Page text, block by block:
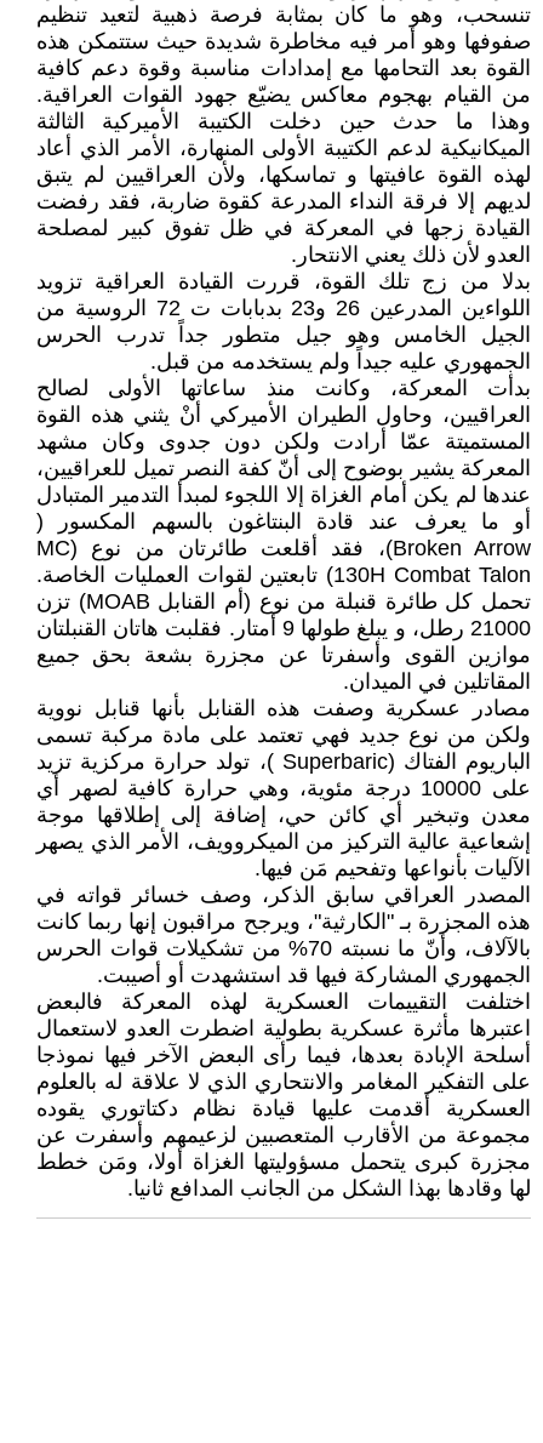
تنسحب، وهو ما كان بمثابة فرصة ذهبية لتعيد تنظيم
صفوفها وهو أمر فيه مخاطرة شديدة حيث ستتمكن هذه
القوة بعد التحامها مع إمدادات مناسبة وقوة دعم كافية
من القيام بهجوم معاكس يضيّع جهود القوات العراقية.
وهذا ما حدث حين دخلت الكتيبة الأميركية الثالثة
الميكانيكية لدعم الكتيبة الأولى المنهارة، الأمر الذي أعاد
لهذه القوة عافيتها و تماسكها، ولأن العراقيين لم يتبق
لديهم إلا فرقة النداء المدرعة كقوة ضاربة، فقد رفضت
القيادة زجها في المعركة في ظل تفوق كبير لمصلحة
العدو لأن ذلك يعني الانتحار.
بدلا من زج تلك القوة، قررت القيادة العراقية تزويد
اللواءين المدرعين 26 و23 بدبابات ت 72 الروسية من
الجيل الخامس وهو جيل متطور جداً تدرب الحرس
الجمهوري عليه جيداً ولم يستخدمه من قبل.
بدأت المعركة، وكانت منذ ساعاتها الأولى لصالح
العراقيين، وحاول الطيران الأميركي أنْ يثني هذه القوة
المستميتة عمّا أرادت ولكن دون جدوى وكان مشهد
المعركة يشير بوضوح إلى أنّ كفة النصر تميل للعراقيين،
عندها لم يكن أمام الغزاة إلا اللجوء لمبدأ التدمير المتبادل
أو ما يعرف عند قادة البنتاغون بالسهم المكسور (
Broken Arrow)، فقد أقلعت طائرتان من نوع (MC
130H Combat Talon) تابعتين لقوات العمليات الخاصة.
تحمل كل طائرة قنبلة من نوع (أم القنابل MOAB) تزن
21000 رطل، و يبلغ طولها 9 أمتار. فقلبت هاتان القنبلتان
موازين القوى وأسفرتا عن مجزرة بشعة بحق جميع
المقاتلين في الميدان.
مصادر عسكرية وصفت هذه القنابل بأنها قنابل نووية
ولكن من نوع جديد فهي تعتمد على مادة مركبة تسمى
الباريوم الفتاك (Superbaric )، تولد حرارة مركزية تزيد
على 10000 درجة مئوية، وهي حرارة كافية لصهر أي
معدن وتبخير أي كائن حي، إضافة إلى إطلاقها موجة
إشعاعية عالية التركيز من الميكروويف، الأمر الذي يصهر
الآليات بأنواعها وتفحيم مَن فيها.
المصدر العراقي سابق الذكر، وصف خسائر قواته في
هذه المجزرة بـ "الكارثية"، ويرجح مراقبون إنها ربما كانت
بالآلاف، وأنّ ما نسبته 70% من تشكيلات قوات الحرس
الجمهوري المشاركة فيها قد استشهدت أو أصيبت.
اختلفت التقييمات العسكرية لهذه المعركة فالبعض
اعتبرها مأثرة عسكرية بطولية اضطرت العدو لاستعمال
أسلحة الإبادة بعدها، فيما رأى البعض الآخر فيها نموذجا
على التفكير المغامر والانتحاري الذي لا علاقة له بالعلوم
العسكرية أقدمت عليها قيادة نظام دكتاتوري يقوده
مجموعة من الأقارب المتعصبين لزعيمهم وأسفرت عن
مجزرة كبرى يتحمل مسؤوليتها الغزاة أولا، ومَن خطط
لها وقادها بهذا الشكل من الجانب المدافع ثانيا.